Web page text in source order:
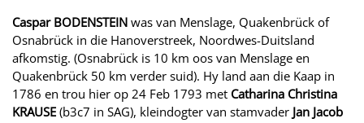
Caspar BODENSTEIN was van Menslage, Quakenbrück of
Osnabrück in die Hanoverstreek, Noordwes-Duitsland
afkomstig. (Osnabrück is 10 km oos van Menslage en
Quakenbrück 50 km verder suid). Hy land aan die Kaap in
1786 en trou hier op 24 Feb 1793 met Catharina Christina
KRAUSE (b3c7 in SAG), kleindogter van stamvader Jan Jacob